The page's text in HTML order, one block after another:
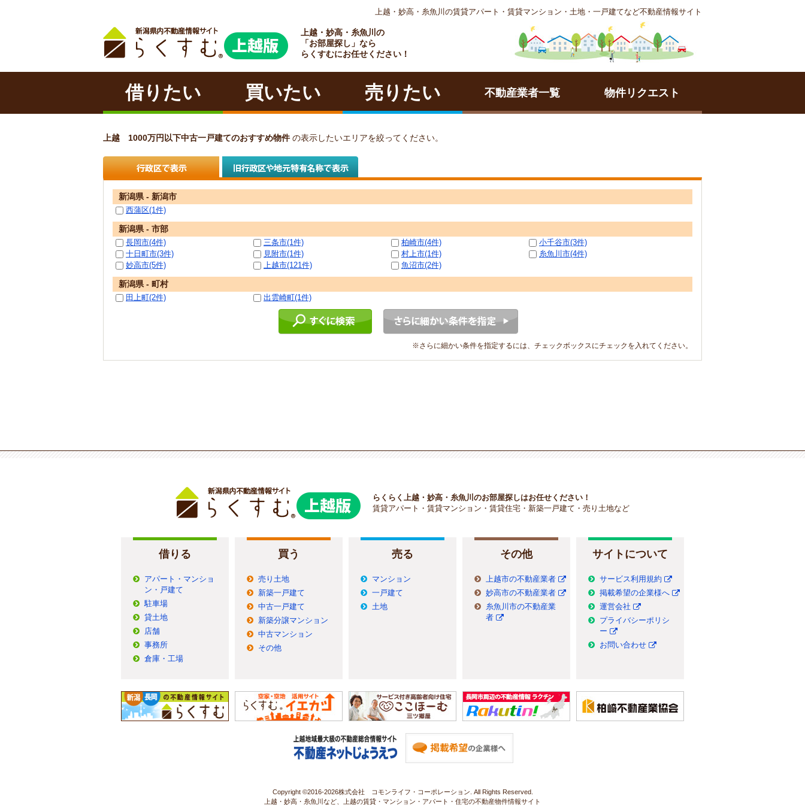
上越・妙高・糸魚川の賃貸アパート・賃貸マンション・土地・一戸建てなど不動産情報サイト
ラクチン
上越・妙高・糸魚川の
「お部屋探し」なら
らくすむにお任せください！
借りたい 買いたい 売りたい 不動産業者一覧 物件リクエスト
上越 1000万円以下中古一戸建てのおすすめ物件 の表示したいエリアを絞ってください。
新潟県 - 新潟市
西蒲区(1件)
新潟県 - 市部
長岡市(4件) 三条市(1件) 柏崎市(4件)
小千谷市(3件)
十日町市(3件)
見附市(1件) 村上市(1件)
糸魚川市(4件)
妙高市(5件)
上越市(121件) 魚沼市(2件)
新潟県 - 町村
田上町(2件) 出雲崎町(1件)
※さらに細かい条件を指定するには、チェックボックスにチェックを入れてください。
らくらく上越・妙高・糸魚川のお部屋探しはお任せください！
賃貸アパート・賃貸マンション・賃貸住宅・新築一戸建て・売り土地など
借りる
アパート・マンショ
ン・戸建て
駐車場
貸土地
店舗
事務所
倉庫・工場
買う
売り土地
新築一戸建て
中古一戸建て
新築分譲マンション
中古マンション
その他
売る
マンション
一戸建て
土地
その他
上越市の不動産業者
妙高市の不動産業者
糸魚川市の不動産業
者
サイトについて
サービス利用規約
掲載希望の企業様へ
運営会社
プライバシーポリシ
ー
お問い合わせ
Copyright ©2016-2026株式会社 コモンライフ・コーポレーション. All Rights Reserved.
上越・妙高・糸魚川など、上越の賃貸・マンション・アパート・住宅の不動産物件情報サイト